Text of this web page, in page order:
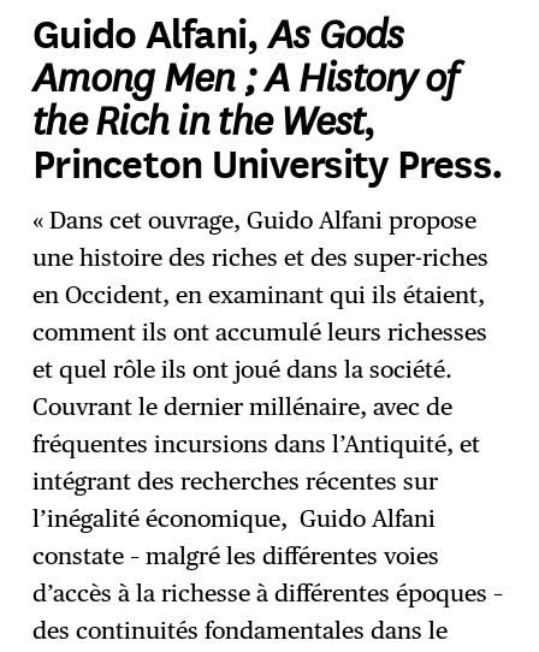
→ S'abonner
Guido Alfani,As Gods
Among Men ; A History of
the Rich in the West,
Princeton University Press.
« Dans cet ouvrage, Guido Alfani propose
une histoire des riches et des super-riches
en Occident, en examinant qui ils étaient,
comment ils ont accumulé leurs richesses
et quel rôle ils ont joué dans la société.
Couvrant le dernier millénaire, avec de
fréquentes incursions dans l’Antiquité, et
intégrant des recherches récentes sur
l’inégalité économique, Guido Alfani
constate – malgré les différentes voies
d’accès à la richesse à différentes époques –
des continuités fondamentales dans le